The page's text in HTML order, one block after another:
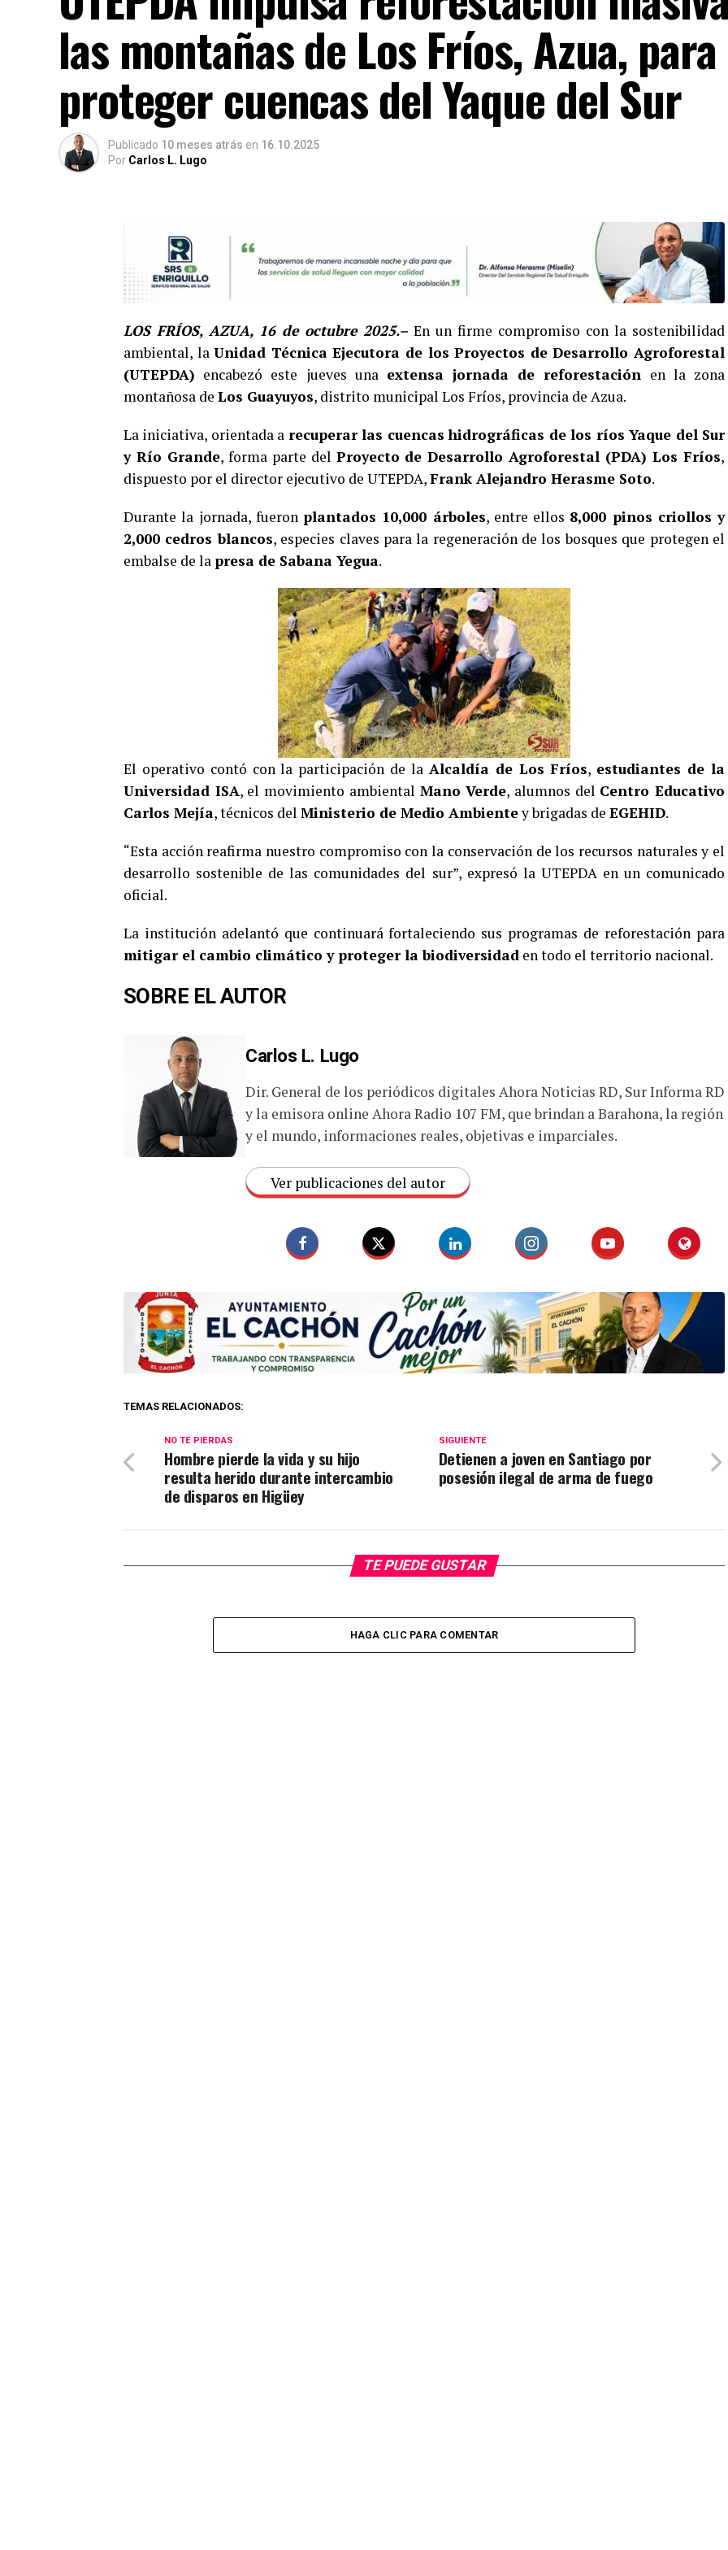
las montañas de Los Fríos, Azua, para
proteger cuencas del Yaque del Sur
Publicado 10 meses atrás en 16.10.2025
Por Carlos L. Lugo
LOS FRÍOS, AZUA, 16 de octubre 2025.– En un firme compromiso con la sostenibilidad
ambiental, laUnidad Técnica Ejecutora de los Proyectos de Desarrollo Agroforestal
(UTEPDA) encabezó este jueves una extensa jornada de reforestación en la zona
montañosa de Los Guayuyos, distrito municipal Los Fríos, provincia de Azua.
La iniciativa, orientada a recuperar las cuencas hidrográficas de los ríos Yaque del Sur
y Río Grande, forma parte del Proyecto de Desarrollo Agroforestal (PDA) Los Fríos,
dispuesto por el director ejecutivo de UTEPDA,Frank Alejandro Herasme Soto.
Durante la jornada, fueron plantados 10,000 árboles, entre ellos 8,000 pinos criollos y
2,000 cedros blancos, especies claves para la regeneración de los bosques que protegen el
embalse de la presa de Sabana Yegua.
El operativo contó con la participación de la Alcaldía de Los Fríos, estudiantes de la
Universidad ISA, el movimiento ambiental Mano Verde, alumnos del Centro Educativo
Carlos Mejía, técnicos del Ministerio de Medio Ambientey brigadas de EGEHID.
“Esta acción reafirma nuestro compromiso con la conservación de los recursos naturales y el
desarrollo sostenible de las comunidades del sur”, expresó la UTEPDA en un comunicado
oficial.
La institución adelantó que continuará fortaleciendo sus programas de reforestación para
mitigar el cambio climático y proteger la biodiversidad en todo el territorio nacional.
SOBRE EL AUTOR
Carlos L. Lugo
Dir. General de los periódicos digitales Ahora Noticias RD, Sur Informa RD
y la emisora online Ahora Radio 107 FM, que brindan a Barahona, la región
y el mundo, informaciones reales, objetivas e imparciales.
Ver publicaciones del autor
TEMAS RELACIONADOS:
SIGUIENTE
Detienen a joven en Santiago por
posesión ilegal de arma de fuego
NO TE PIERDAS
Hombre pierde la vida y su hijo
resulta herido durante intercambio
de disparos en Higüey
TE PUEDE GUSTAR
HAGA CLIC PARA COMENTAR